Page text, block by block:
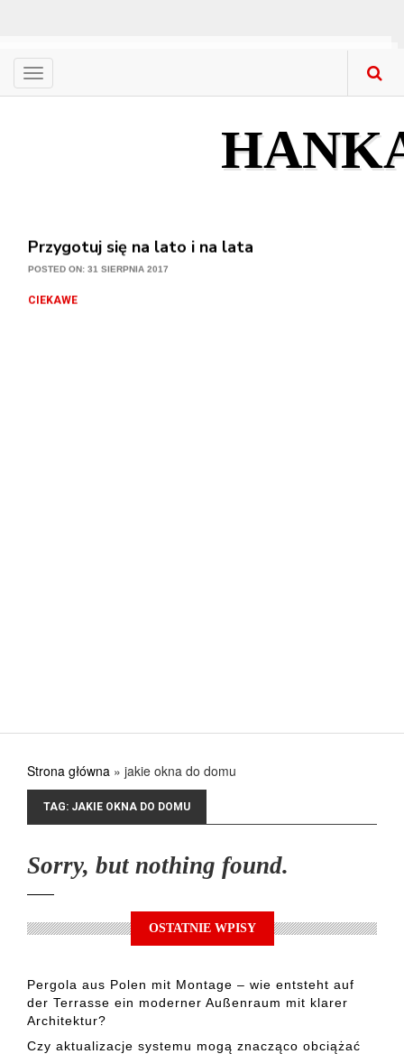
Menu
CIEKAWE
CIEKAWE
Ogród w nowej odsłonie
POSTED ON: 31 SIERPNIA 2017
Strona główna » jakie okna do domu
TAG: JAKIE OKNA DO DOMU
Sorry, but nothing found.
OSTATNIE WPISY
Pergola aus Polen mit Montage – wie entsteht auf
der Terrasse ein moderner Außenraum mit klarer
Architektur?
Czy aktualizacje systemu mogą znacząco obciążać